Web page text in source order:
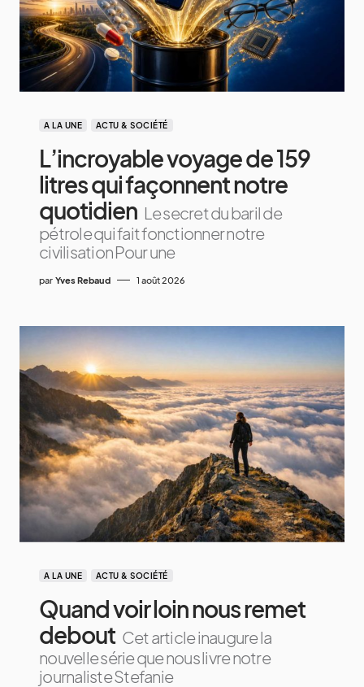
A LA UNE ACTU & SOCIÉTÉ
L’incroyable voyage de 159
litres qui façonnent notre
quotidien Le secret du baril de
pétrole qui fait fonctionner notre
civilisation Pour une
par Yves Rebaud 1 août 2026
A LA UNE ACTU & SOCIÉTÉ
Quand voir loin nous remet
debout Cet article inaugure la
nouvelle série que nous livre notre
journaliste Stefanie